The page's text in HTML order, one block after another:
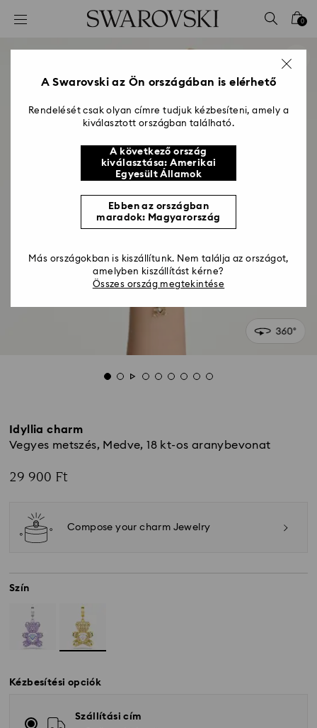
Hozzáférési-kulcs lista
2 - Lábléc
0
Idyllia charm
Vegyes metszés, Medve, 18 kt-os aranybevonat
29 900 Ft
Compose your charm Jewelry
Szín
Kézbesítési opciók
Szállítási cím
A Swarovski az Ön országában is elérhető
Rendelését csak olyan címre tudjuk kézbesíteni, amely a
kiválasztott országban található.
A következő ország
kiválasztása: Amerikai
Egyesült Államok
Ebben az országban
maradok: Magyarország
Más országokban is kiszállítunk. Nem találja az országot,
amelyben kiszállítást kérne?
Összes ország megtekintése